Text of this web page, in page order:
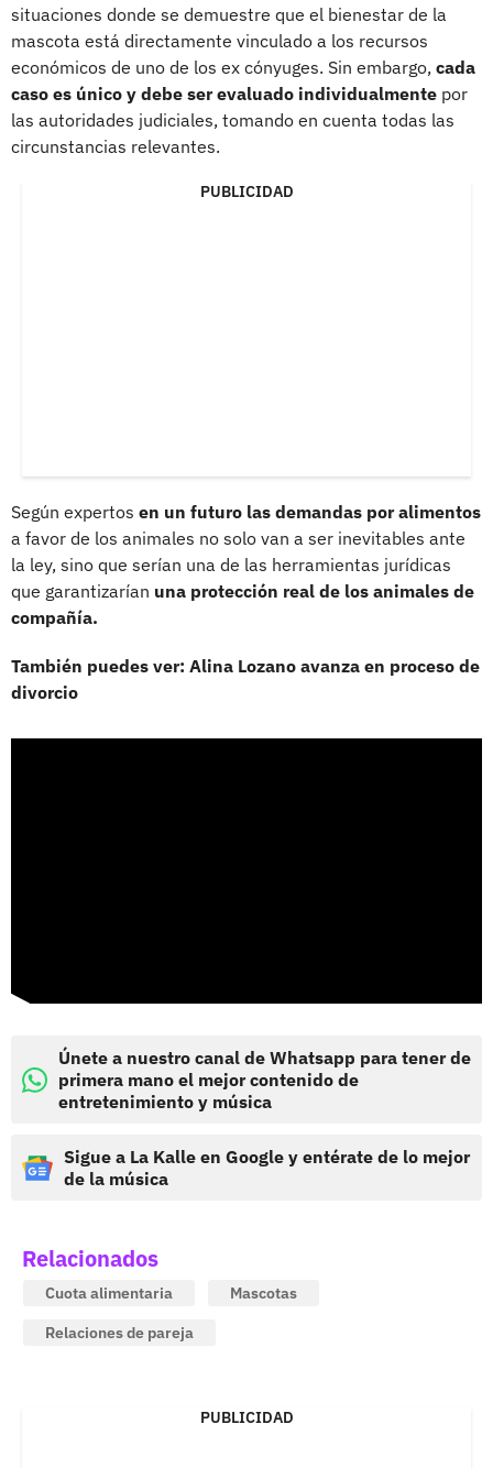
situaciones donde se demuestre que el bienestar de la
mascota está directamente vinculado a los recursos
económicos de uno de los ex cónyuges. Sin embargo, cada
caso es único y debe ser evaluado individualmente por
las autoridades judiciales, tomando en cuenta todas las
circunstancias relevantes.
PUBLICIDAD
Según expertos en un futuro las demandas por alimentos
a favor de los animales no solo van a ser inevitables ante
la ley, sino que serían una de las herramientas jurídicas
que garantizarían una protección real de los animales de
compañía.
También puedes ver: Alina Lozano avanza en proceso de
divorcio
Únete a nuestro canal de Whatsapp para tener de
primera mano el mejor contenido de
entretenimiento y música
Sigue a La Kalle en Google y entérate de lo mejor
de la música
Relacionados
Cuota alimentaria
Mascotas
Relaciones de pareja
PUBLICIDAD